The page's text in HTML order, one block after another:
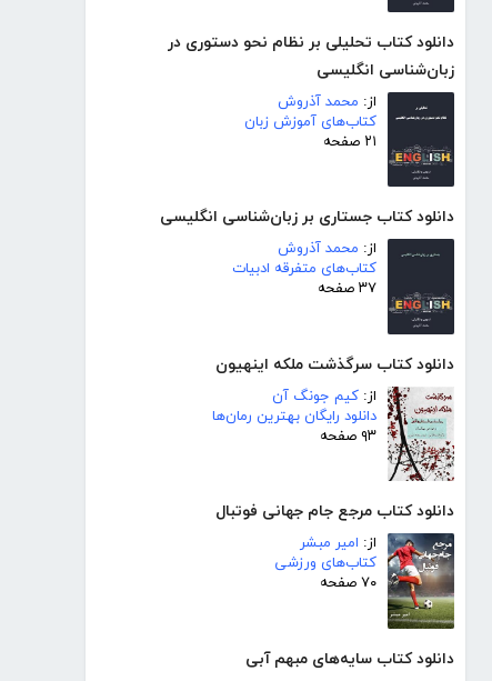
دانلود کتاب تحلیلی بر نظام نحو دستوری در
زبان‌شناسی انگلیسی
از: محمد آذروش
کتاب‌های آموزش زبان
۲۱ صفحه
دانلود کتاب جستاری بر زبان‌شناسی انگلیسی
از: محمد آذروش
کتاب‌های متفرقه ادبیات
۳۷ صفحه
دانلود کتاب سرگذشت ملکه اینهیون
از: کیم جونگ آن
دانلود رایگان بهترین رمان‌ها
۹۳ صفحه
دانلود کتاب مرجع جام جهانی فوتبال
از: امیر مبشر
کتاب‌های ورزشی
۷۰ صفحه
دانلود کتاب سایه‌های مبهم آبی